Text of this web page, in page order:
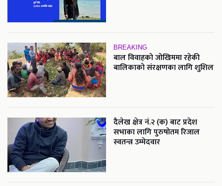
BREAKING
बाल विवाहको जोखिममा रहेकी
बालिकाको संरक्षणका लागि शुशिल
दैलेख क्षेत्र नं.२ (क) बाट प्रदेश
सभाका लागि पुरुषोतम रिजाल
स्वतन्त्र उम्मेदवार